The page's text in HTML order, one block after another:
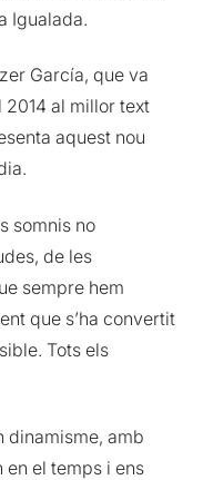
Igualada.
García, que va
al millor text
aquest nou
somnis no
de les
sempre hem
que s’ha convertit
Tots els
dinamisme, amb
en el temps i ens